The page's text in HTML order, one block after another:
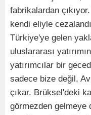
fabrikalardan
kendi eliyle
Türkiye'ye gelen
uluslararası
yatırımcılar bir
sadece bize değil,
çıkar. Brüksel'deki
görmezden gelmeye